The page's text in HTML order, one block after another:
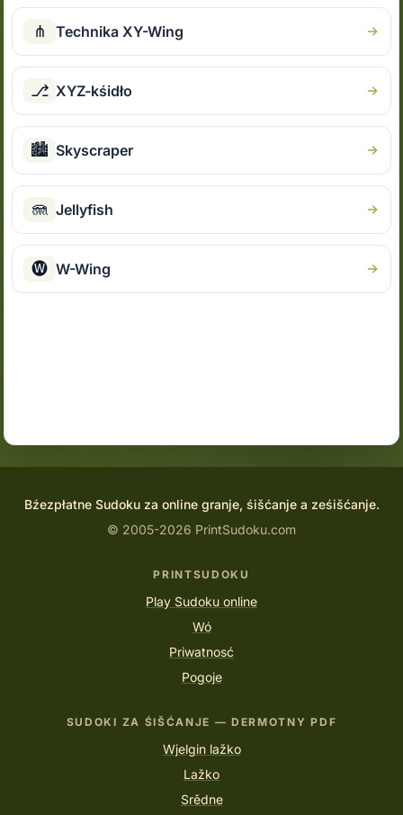
⋔ Technika XY-Wing
⎇ XYZ-kśidło
🏙 Skyscraper
🪼 Jellyfish
🅦 W-Wing
Bźezpłatne Sudoku za online granje, śišćanje a ześišćanje.
© 2005-2026 PrintSudoku.com
PRINTSUDOKU
Play Sudoku online
Wó
Priwatnosć
Pogoje
SUDOKI ZA ŚIŠĆANJE — DERMOTNY PDF
Wjelgin lažko
Lažko
Srědne